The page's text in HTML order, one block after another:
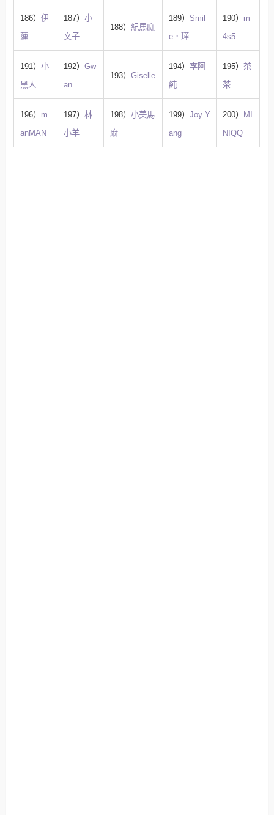
186） 伊
蓮
187） 小
文子
188） 紀馬麻
189） Smil
e．瑾
190） m
4s5
191） 小
黑人
192） Gw
an
193） Giselle
194） 李阿
純
195） 茶
茶
196） m
anMAN
197） 林
小羊
198） 小美馬
麻
199） Joy Y
ang
200） MI
NIQQ